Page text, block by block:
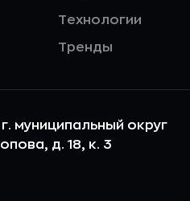
Технологии
Тренды
муниципальный округ
д. 18, к. 3